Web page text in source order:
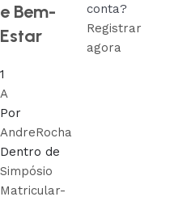
e Bem-
Estar
1
A
Por
AndreRocha
Dentro de
Simpósio
Matricular-
conta?
Registrar
agora